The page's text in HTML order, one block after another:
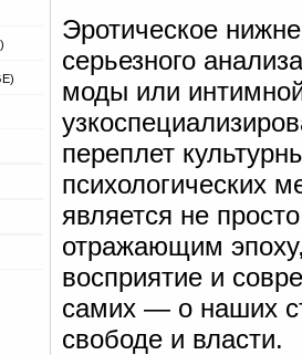
Эротическое
серьезного
моды или
переплет
психологических
является не
отражающим эпоху,
восприятие и
самих — о наших
свободе и власти.